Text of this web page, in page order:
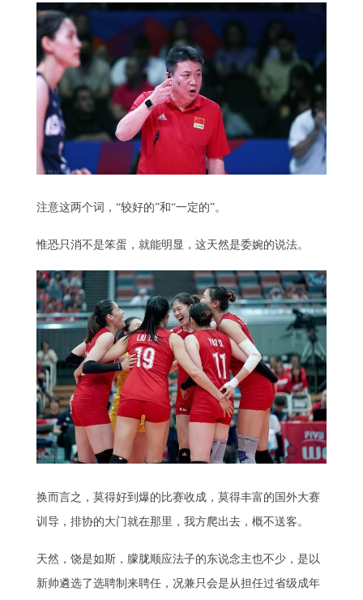
注意这两个词，“较好的”和“一定的”。
惟恐只消不是笨蛋，就能明显，这天然是委婉的说法。
换而言之，莫得好到爆的比赛收成，莫得丰富的国外大赛
训导，排协的大门就在那里，我方爬出去，概不送客。
天然，饶是如斯，朦胧顺应法子的东说念主也不少，是以
新帅遴选了选聘制来聘任，况兼只会是从担任过省级成年